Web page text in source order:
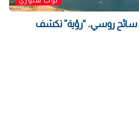
سائح روسي.. “رؤية” تكشف